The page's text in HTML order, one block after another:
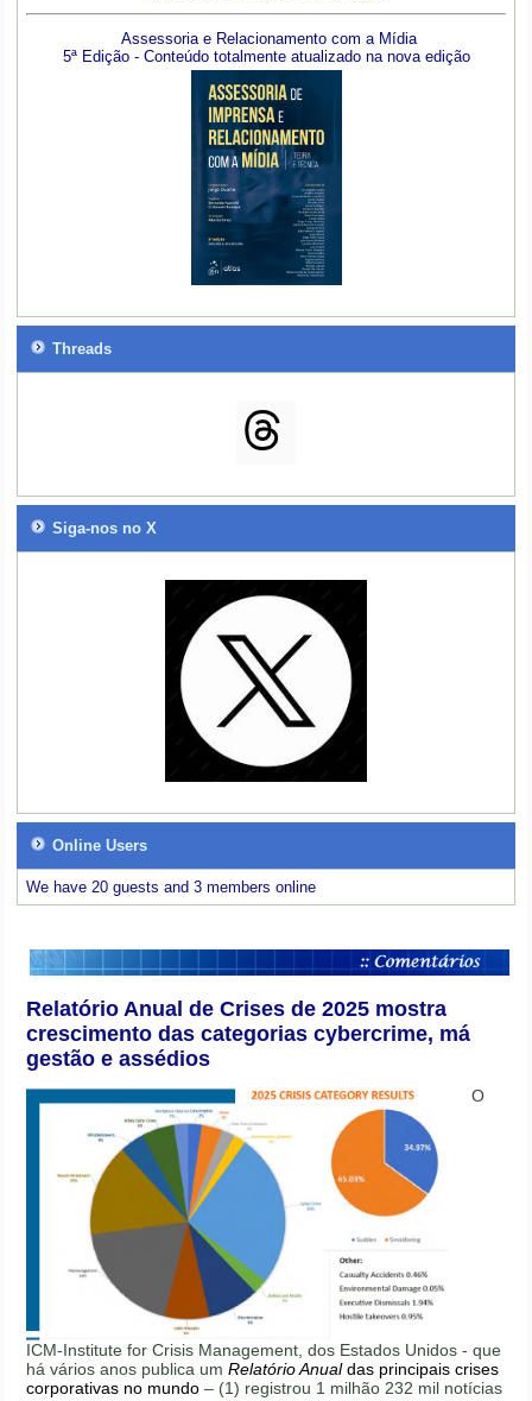
Assessoria e Relacionamento com a Mídia
5ª Edição - Conteúdo totalmente atualizado na nova edição
Threads
Siga-nos no X
Online Users
We have 20 guests and 3 members online
Relatório Anual de Crises de 2025 mostra
crescimento das categorias cybercrime, má
gestão e assédios
O
ICM-Institute for Crisis Management, dos Estados Unidos - que
há vários anos publica umRelatório Anualdas principais crises
corporativas no mundo – (1) registrou 1 milhão 232 mil notícias